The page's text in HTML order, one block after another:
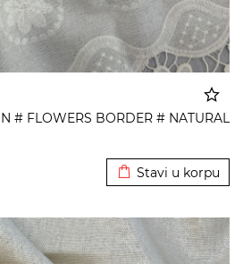
# FLOWERS BORDER # NATURAL
Stavi u korpu